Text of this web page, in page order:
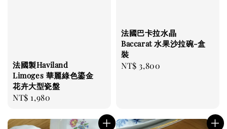
法國製Haviland
Limoges 華麗綠色鎏金
花卉大型瓷盤
Regular
NT$ 1,980
法國巴卡拉水晶
Baccarat 水果沙拉碗-盒
裝
Regular
NT$ 3,800